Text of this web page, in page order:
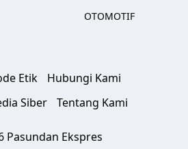
OTOMOTIF
Etik
Hubungi Kami
Siber
Tentang Kami
Pasundan Ekspres